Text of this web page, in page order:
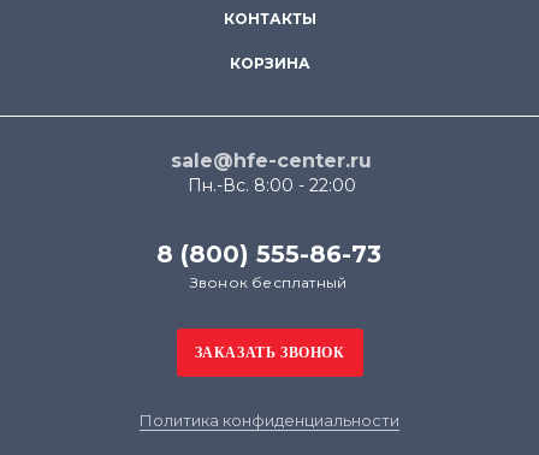
КОНТАКТЫ
КОРЗИНА
sale@hfe-center.ru
Пн.-Вс. 8:00 - 22:00
8 (800) 555-86-73
Звонок бесплатный
Политика конфиденциальности